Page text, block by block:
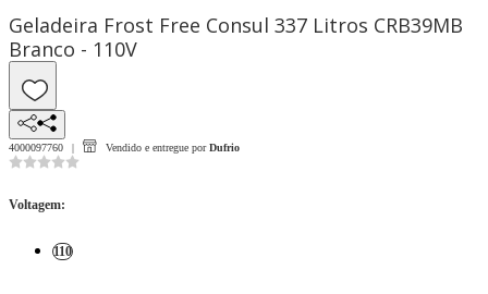
Geladeira Frost Free Consul 337 Litros CRB39MB
Branco - 110V
4000097760 Vendido e entregue por Dufrio
Voltagem:
110